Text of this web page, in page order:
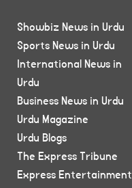
Showbiz News in Urdu
Sports News in Urdu
International News in
Urdu
Business News in Urdu
Urdu Magazine
Urdu Blogs
The Express Tribune
Express Entertainment